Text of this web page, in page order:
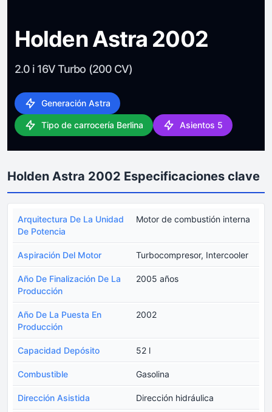
Holden Astra 2002
2.0 i 16V Turbo (200 CV)
Generación Astra
Tipo de carrocería Berlina Asientos 5
Holden Astra 2002 Especificaciones clave
Arquitectura De La Unidad
De Potencia
Motor de combustión interna
Aspiración Del Motor Turbocompresor, Intercooler
Año De Finalización De La
Producción
2005 años
Año De La Puesta En
Producción
2002
Capacidad Depósito 52 l
Combustible Gasolina
Dirección Asistida Dirección hidráulica